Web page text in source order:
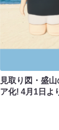
見取り図・盛
ア化! 4月1日よ